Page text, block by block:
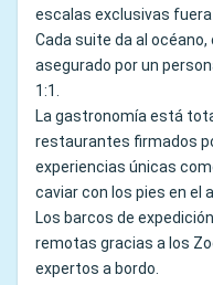
escalas exclusivas
Cada suite da al
asegurado por un
1:1.
La gastronomía está
restaurantes firmados
experiencias únicas
caviar con los pies en el
Los barcos de
remotas gracias a los
expertos a bordo.